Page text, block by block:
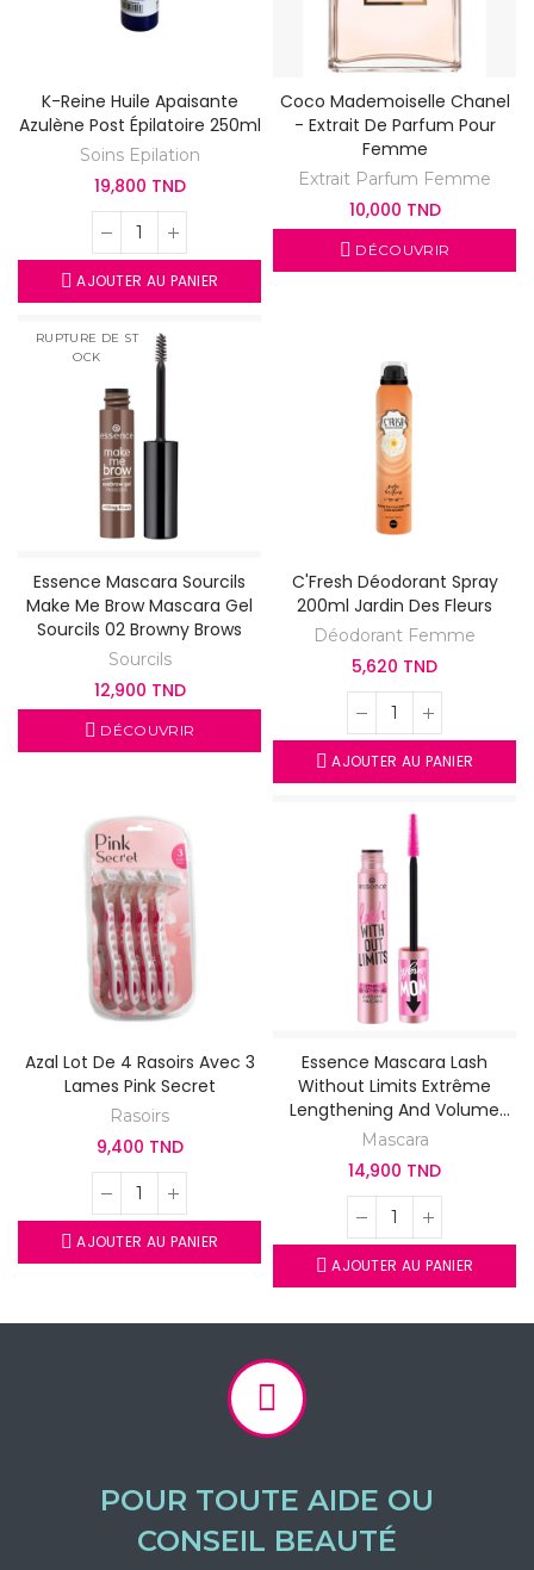
K-Reine Huile Apaisante
Azulène Post Épilatoire 250ml
Soins Epilation
19,800 TND
AJOUTER AU PANIER
Coco Mademoiselle Chanel
- Extrait De Parfum Pour
Femme
Extrait Parfum Femme
10,000 TND
DÉCOUVRIR
RUPTURE DE ST
OCK
Essence Mascara Sourcils
Make Me Brow Mascara Gel
Sourcils 02 Browny Brows
Sourcils
12,900 TND
DÉCOUVRIR
C'Fresh Déodorant Spray
200ml Jardin Des Fleurs
Déodorant Femme
5,620 TND
AJOUTER AU PANIER
Azal Lot De 4 Rasoirs Avec 3
Lames Pink Secret
Rasoirs
9,400 TND
AJOUTER AU PANIER
Essence Mascara Lash
Without Limits Extrême
Lengthening And Volume
Longueur Et Volume
Mascara
14,900 TND
AJOUTER AU PANIER
POUR TOUTE AIDE OU
CONSEIL BEAUTÉ